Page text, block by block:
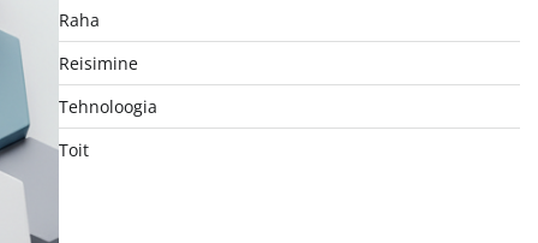
Raha
Reisimine
Tehnoloogia
Toit